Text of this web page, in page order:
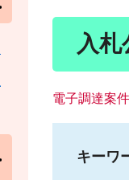
入札
電子調達案件
キーワ